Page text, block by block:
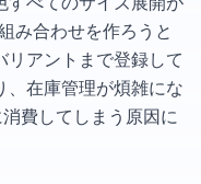
み合わせを作ろうと
リアントまで登録して
、在庫管理が煩雑にな
費してしまう原因に